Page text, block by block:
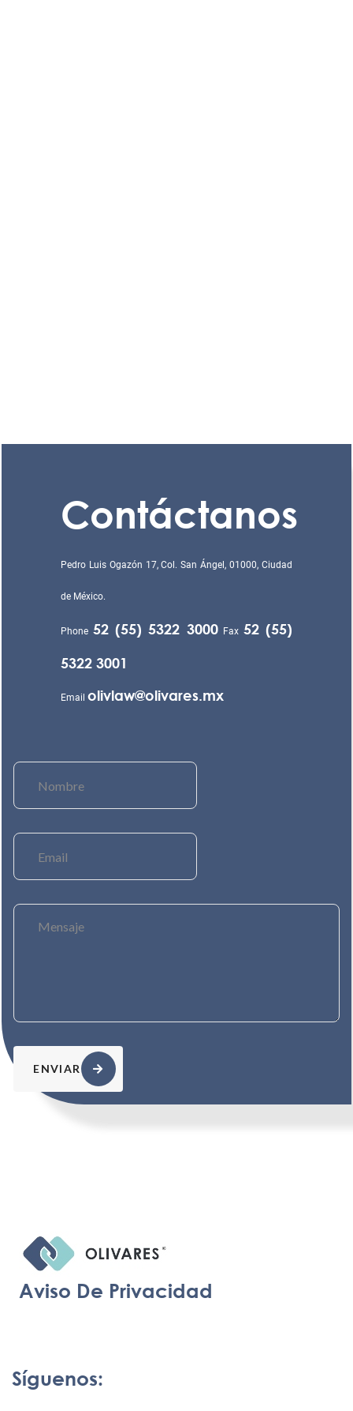
Contáctanos
Pedro Luis Ogazón 17, Col. San Ángel, 01000, Ciudad
de México.
Phone52 (55) 5322 3000Fax 52 (55)
5322 3001
Emailolivlaw@olivares.mx
ENVIAR
Aviso De Privacidad
Síguenos: